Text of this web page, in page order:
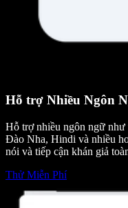
Hỗ trợ Nhiều Ngôn
Hỗ trợ nhiều ngôn ngữ
Đào Nha, Hindi và nhiều
nói và tiếp cận khán giả
Thử Miễn Phí